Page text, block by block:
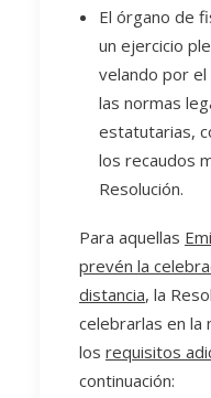
El órgano de
un ejercicio
velando por
las normas
estatutarias,
los recaudos
Resolución.
Para aquellas
prevén la
distancia, la
celebrarlas en la
los requisitos
continuación: